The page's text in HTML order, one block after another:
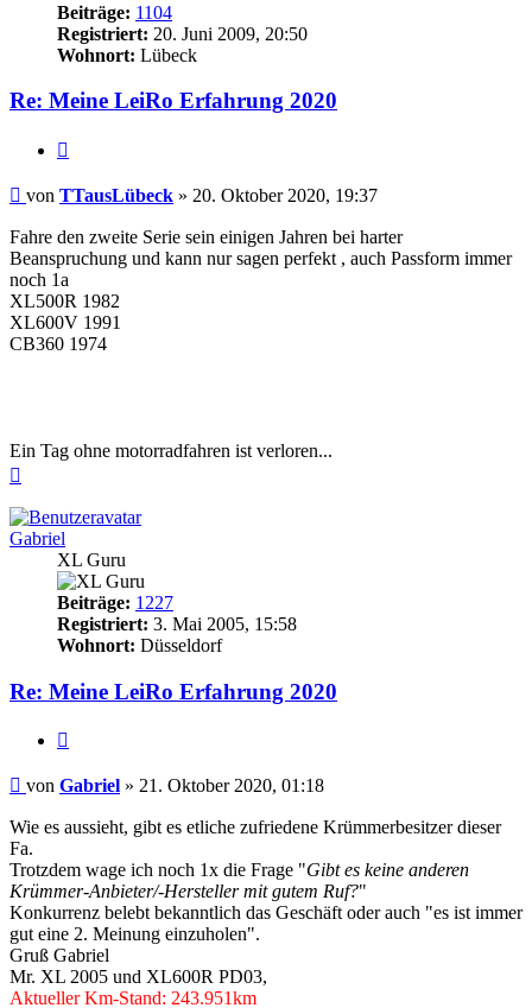
Beiträge: 1104
Registriert: 20. Juni 2009, 20:50
Wohnort: Lübeck
Re: Meine LeiRo Erfahrung 2020
Beitrag
von TTausLübeck » 20. Oktober 2020, 19:37
Fahre den zweite Serie sein einigen Jahren bei harter
Beanspruchung und kann nur sagen perfekt , auch Passform immer
noch 1a
XL500R 1982
XL600V 1991
CB360 1974
Ein Tag ohne motorradfahren ist verloren...
Gabriel
XL Guru
Beiträge: 1227
Registriert: 3. Mai 2005, 15:58
Wohnort: Düsseldorf
Re: Meine LeiRo Erfahrung 2020
Beitrag
von Gabriel » 21. Oktober 2020, 01:18
Wie es aussieht, gibt es etliche zufriedene Krümmerbesitzer dieser
Fa.
Trotzdem wage ich noch 1x die Frage "Gibt es keine anderen
Krümmer-Anbieter/-Hersteller mit gutem Ruf?"
Konkurrenz belebt bekanntlich das Geschäft oder auch "es ist immer
gut eine 2. Meinung einzuholen".
Gruß Gabriel
Mr. XL 2005 und XL600R PD03,
Aktueller Km-Stand: 243.951km